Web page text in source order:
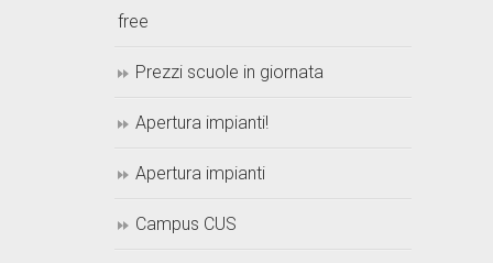
free
Prezzi scuole in giornata
Apertura impianti!
Apertura impianti
Campus CUS